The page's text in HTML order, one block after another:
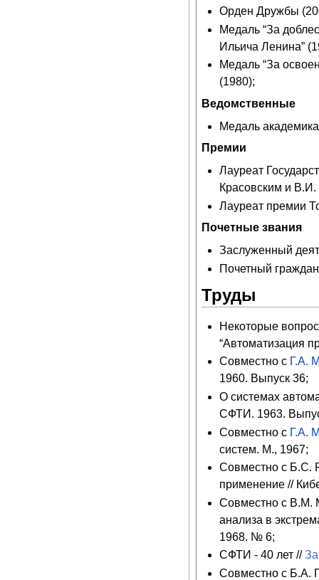
Орден Дружбы
Медаль “За
Ильича Ленина”
Медаль “За
(1980);
Ведомственные
Медаль
Премии
Лауреат
Красовским и
Лауреат премии
Почетные звания
Заслуженный
Почетный
Труды
Некоторые
“Автоматизация
Совместно с Г.А.
1960. Выпуск 36;
О системах
СФТИ. 1963.
Совместно с Г.А.
систем. М., 1967;
Совместно с Б.С.
применение //
Совместно с В.М.
анализа в
1968. № 6;
СФТИ - 40 лет //
Совместно с Б.А.